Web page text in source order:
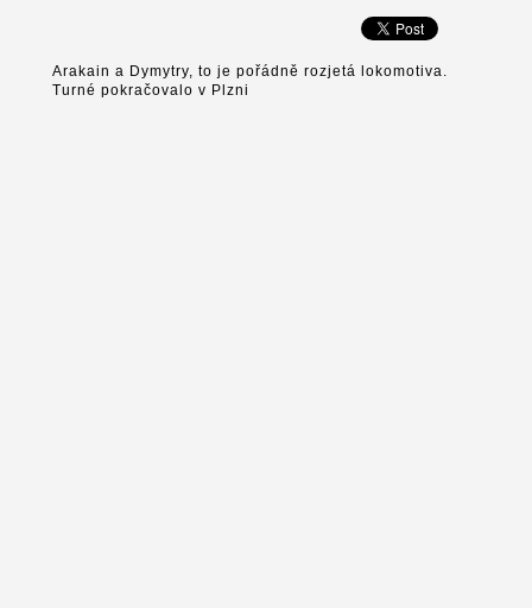
Arakain a Dymytry, to je pořádně rozjetá lokomotiva.
Turné pokračovalo v Plzni